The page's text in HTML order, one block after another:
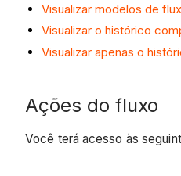
Visualizar modelos de
Visualizar o histórico
Visualizar apenas o
Ações do fluxo
Você terá acesso às